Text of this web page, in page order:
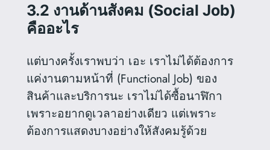
3.2 งานด้านสังคม (Social Job)
คืออะไร
แต่บางครั้งเราพบว่า เอะ เราไม่ได้ต้องการ
แค่งานตามหน้าที่ (Functional Job) ของ
สินค้าและบริการนะ เราไม่ได้ซื้อนาฬิกา
เพราะอยากดูเวลาอย่างเดียว แต่เพราะ
ต้องการแสดงบางอย่างให้สังคมรู้ด้วย